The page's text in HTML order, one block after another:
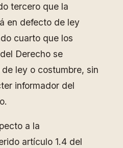
tercero que la
en defecto de ley
cuarto que los
Derecho se
ley o costumbre, sin
informador del
a la
artículo 1.4 del